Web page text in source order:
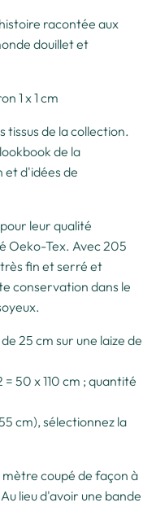
racontée aux
douillet et
1 x 1 cm
tissus de la collection.
de la
et d'idées de
leur qualité
Oeko-Tex. Avec 205
très fin et serré et
conservation dans le
25 cm sur une laize de
= 50 x 110 cm ; quantité
cm), sélectionnez la
coupé de façon à
lieu d'avoir une bande